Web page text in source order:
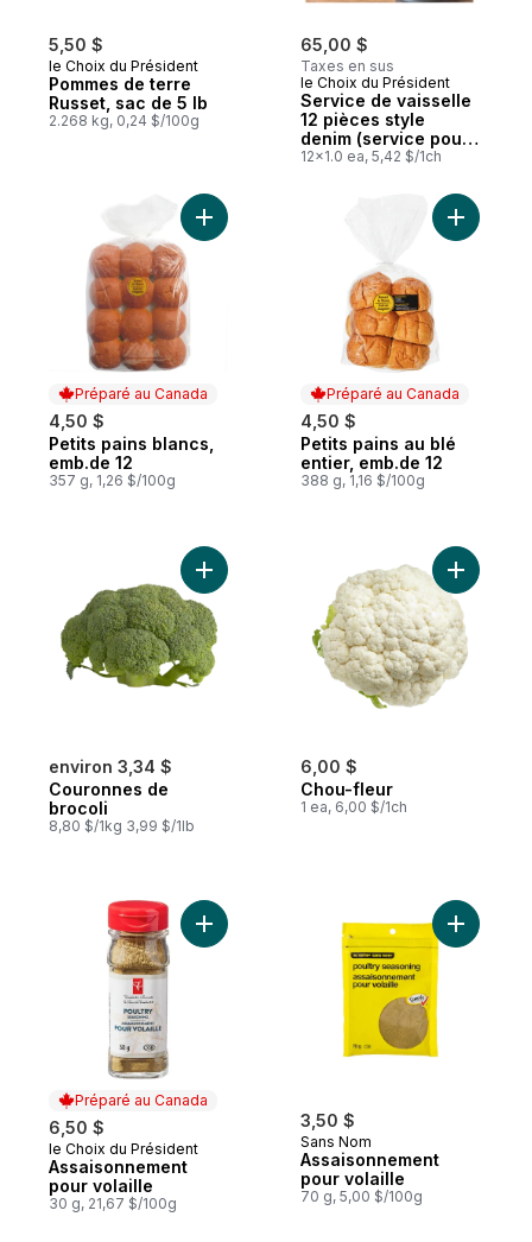
5,50 $
le Choix du Président
Pommes de terre
Russet, sac de 5 lb
2.268 kg, 0,24 $/100g
65,00 $
Taxes en sus
le Choix du Président
Service de vaisselle
12 pièces style
denim (service pour
quatre personnes)
12x1.0 ea, 5,42 $/1ch
Préparé au Canada
4,50 $
Préparé au Canada
Petits pains blancs,
emb.de 12
357 g, 1,26 $/100g
Ajouter Petits pains blancs, emb.de 12 au
Préparé au Canada
4,50 $
Préparé au Canada
Petits pains au blé
entier, emb.de 12
388 g, 1,16 $/100g
Ajouter
environ 3,34 $
Couronnes de
brocoli
8,80 $/1kg 3,99 $/1lb
Ajouter Couronnes de brocoli au panier
6,00 $
Chou-fleur
1 ea, 6,00 $/1ch
Ajouter
Préparé au Canada
6,50 $
Préparé au Canada
le Choix du Président
Assaisonnement
pour volaille
30 g, 21,67 $/100g
Ajouter Assaisonnement pour volaille au
3,50 $
Sans Nom
Assaisonnement
pour volaille
70 g, 5,00 $/100g
Ajouter